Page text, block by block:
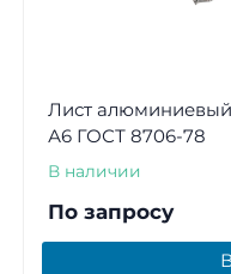
Лист
А6 ГОСТ 8706-78
В наличии
По запросу